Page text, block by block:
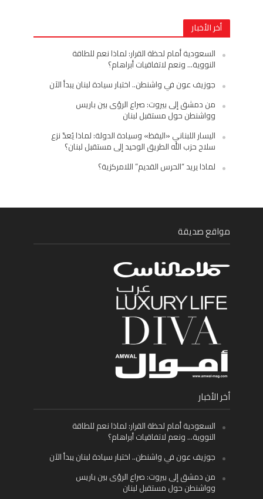
أخر الأخبار
السعودية أمام لحظة القرار: لماذا نعم للطاقة
النووية… ونعم لاتفاقيات أبراهام؟
جوزيف عون في واشنطن.. اختبار سيادة لبنان يبدأ الآن
من دمشق إلى بيروت: صراع الرؤى بين باريس
وواشنطن حول مستقبل لبنان
اليسار اللبناني «اليقظ» وسيادة الدولة: لماذا يُعدّ نزع
سلاح حزب الله الطريق الوحيد إلى مستقبل لبنان؟
لماذا يريد “الحرس القديم” اللامركزية؟
مواقع صديقة
أخر الأخبار
السعودية أمام لحظة القرار: لماذا نعم للطاقة
النووية… ونعم لاتفاقيات أبراهام؟
جوزيف عون في واشنطن.. اختبار سيادة لبنان يبدأ الآن
من دمشق إلى بيروت: صراع الرؤى بين باريس
وواشنطن حول مستقبل لبنان